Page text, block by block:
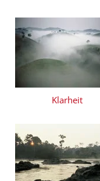
Klarheit